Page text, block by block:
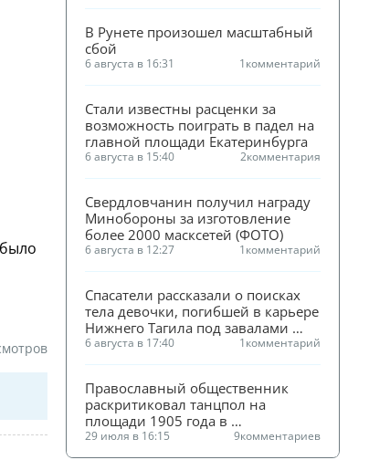
В Рунете произошел масштабный
сбой
6 августа в 16:31 1комментарий
Стали известны расценки за
возможность поиграть в падел на
главной площади Екатеринбурга
6 августа в 15:40 2комментария
Свердловчанин получил награду
Минобороны за изготовление
более 2000 масксетей (ФОТО)
6 августа в 12:27 1комментарий
Спасатели рассказали о поисках
тела девочки, погибшей в карьере
Нижнего Тагила под завалами
песка
6 августа в 17:40 1комментарий
Православный общественник
раскритиковал танцпол на
площади 1905 года в
Екатеринбурге
29 июля в 16:15 9комментариев